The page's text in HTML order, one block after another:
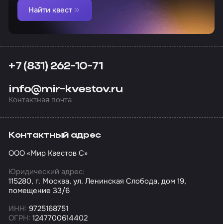
Найти квест
+7 (831) 262-10-71
info@mir-kvestov.ru
Контактная почта
Контактный адрес
ООО «Мир Квестов С»
Юридический адрес:
115280, г. Москва, ул. Ленинская Слобода, дом 19,
помещение 33/6
ИНН: 9725168751
ОГРН: 1247700614402